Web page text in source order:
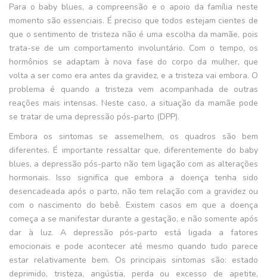
Para o baby blues, a compreensão e o apoio da família neste
momento são essenciais. É preciso que todos estejam cientes de
que o sentimento de tristeza não é uma escolha da mamãe, pois
trata-se de um comportamento involuntário. Com o tempo, os
hormônios se adaptam à nova fase do corpo da mulher, que
volta a ser como era antes da gravidez, e a tristeza vai embora. O
problema é quando a tristeza vem acompanhada de outras
reações mais intensas. Neste caso, a situação da mamãe pode
se tratar de uma depressão pós-parto (DPP).
Embora os sintomas se assemelhem, os quadros são bem
diferentes. É importante ressaltar que, diferentemente do baby
blues, a depressão pós-parto não tem ligação com as alterações
hormonais. Isso significa que embora a doença tenha sido
desencadeada após o parto, não tem relação com a gravidez ou
com o nascimento do bebê. Existem casos em que a doença
começa a se manifestar durante a gestação, e não somente após
dar à luz. A depressão pós-parto está ligada a fatores
emocionais e pode acontecer até mesmo quando tudo parece
estar relativamente bem. Os principais sintomas são: estado
deprimido, tristeza, angústia, perda ou excesso de apetite,